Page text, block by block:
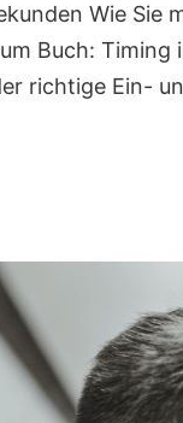
Wie
Buch:
richtige Ein-